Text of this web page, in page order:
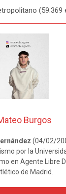
Burgos
(04/02/
por la
en Agente Libre
de Madrid.